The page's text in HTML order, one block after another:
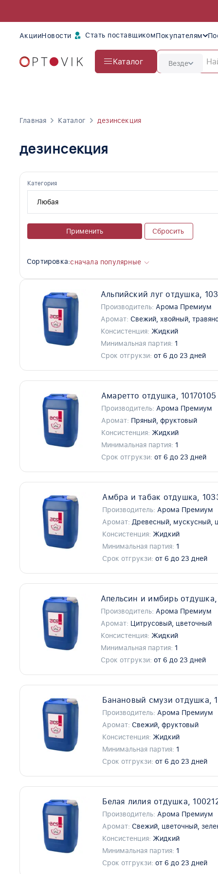
АкцииНовости Стать поставщикомПокупателям
Каталог Везде
Главная Каталог дезинсекция
дезинсекция
Категория
Применить Сбросить
Сортировка:сначала популярные
Альпийский луг отдушка,
Производитель: Арома Премиум
Аромат: Свежий, хвойный,
Консистенция: Жидкий
Минимальная партия: 1
Срок отгрукзи: от 6 до 23 дней
Амаретто отдушка, 10170105
Производитель: Арома Премиум
Аромат: Пряный, фруктовый
Консистенция: Жидкий
Минимальная партия: 1
Срок отгрукзи: от 6 до 23 дней
Амбра и табак отдушка,
Производитель: Арома Премиум
Аромат: Древесный, мускусный,
Консистенция: Жидкий
Минимальная партия: 1
Срок отгрукзи: от 6 до 23 дней
Апельсин и имбирь
Производитель: Арома Премиум
Аромат: Цитрусовый, цветочный
Консистенция: Жидкий
Минимальная партия: 1
Срок отгрукзи: от 6 до 23 дней
Банановый смузи отдушка,
Производитель: Арома Премиум
Аромат: Свежий, фруктовый
Консистенция: Жидкий
Минимальная партия: 1
Срок отгрукзи: от 6 до 23 дней
Белая лилия отдушка,
Производитель: Арома Премиум
Аромат: Свежий, цветочный,
Консистенция: Жидкий
Минимальная партия: 1
Срок отгрукзи: от 6 до 23 дней